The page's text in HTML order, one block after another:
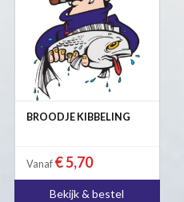
BROODJE KIBBELING
Vanaf € 5,70
Bekijk & bestel